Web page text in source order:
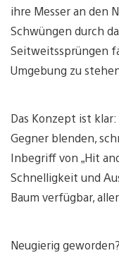
ihre Messer an den
Schwüngen durch
Seitweitssprüngen
Umgebung zu
Das Konzept ist
Gegner blenden,
Inbegriff von „Hit
Schnelligkeit und
Baum verfügbar,
Neugierig